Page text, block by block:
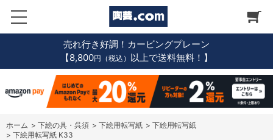
売れ行き好調！カービングプレーン
【8,800円（税込） 以上で送料無料！】
ホーム > 下絵の具・呉須 > 下絵用転写紙 > 下絵用転写紙
> 下絵用転写紙 K33